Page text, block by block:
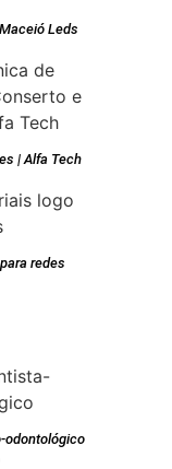
Leds
| Alfa Tech
redes
odontológico